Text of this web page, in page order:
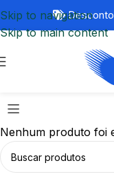
Skip to navigation
Skip to main content
Desconto
Nenhum produto foi